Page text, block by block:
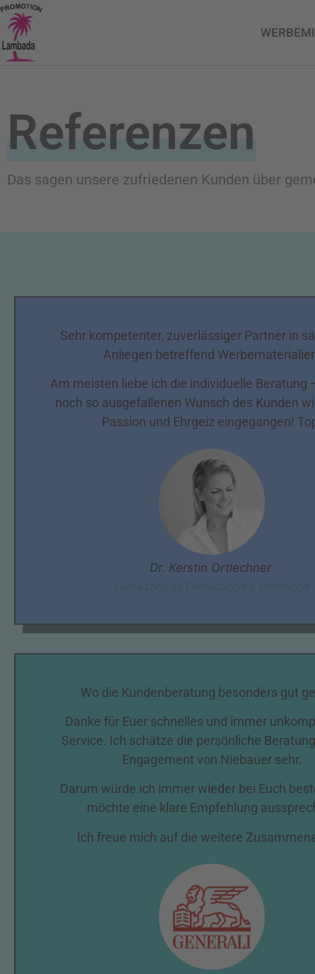
Referenzen
Das sagen unsere zufriedenen Kunden über
Sehr kompetenter, zuverlässiger Partner in
Anliegen betreffend
Am meisten liebe ich die individuelle Beratung
noch so ausgefallenen Wunsch des Kunden
Passion und Ehrgeiz eingegangen!
Dr. Kerstin Ortlechner
Fachärtzing für Dermatologie & Venerologie
Wo die Kundenberatung besonders gut
Danke für Euer schnelles und immer
Service. Ich schätze die persönliche
Engagement von Niebauer sehr.
Darum würde ich immer wieder bei Euch
möchte eine klare Empfehlung
Ich freue mich auf die weitere